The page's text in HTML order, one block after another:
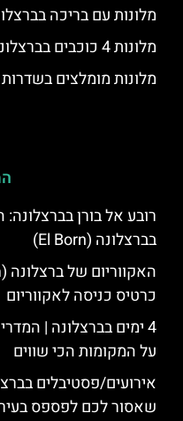
מלונות עם בריכה
מלונות 4 כוכבים בברצלונה
מלונות מומלצים
רובע אל בורן
בברצלונה (El Born)
כרטיס כניסה לאקווריום
4 ימים בברצלונה |
על המקומות הכי שווים
אירועים/פסטיבלים
שאסור לכם לפספס